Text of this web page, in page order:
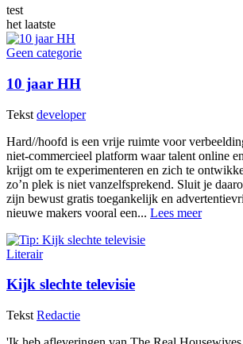
test
het laatste
Geen categorie
10 jaar HH
Tekst developer
Hard//hoofd is een vrije ruimte voor
niet-commercieel platform waar talent online
krijgt om te experimenteren en zich te
zo’n plek is niet vanzelfsprekend. Sluit je
zijn bewust gratis toegankelijk en
nieuwe makers vooral een... Lees meer
Literair
Kijk slechte televisie
Tekst Redactie